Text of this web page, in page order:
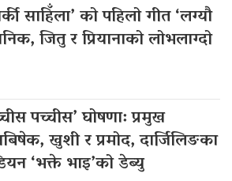
साहिँला’ को पहिलो गीत ‘लग्यौ
जितु र प्रियानाको लोभलाग्दो
पच्चीस’ घोषणा: प्रमुख
खुशी र प्रमोद, दार्जिलिङका
‘भक्ते भाइ’को डेब्यु